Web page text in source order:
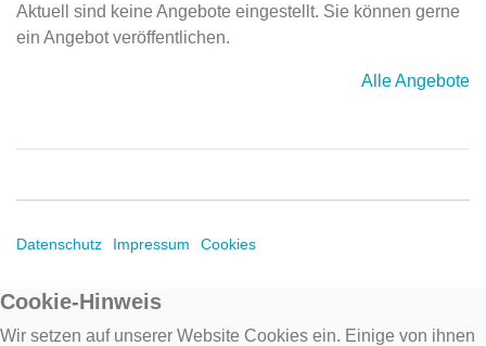
Aktuell sind keine Angebote eingestellt. Sie können gerne
ein Angebot veröffentlichen.
Alle Angebote
Datenschutz Impressum Cookies
Cookie-Hinweis
Wir setzen auf unserer Website Cookies ein. Einige von ihnen